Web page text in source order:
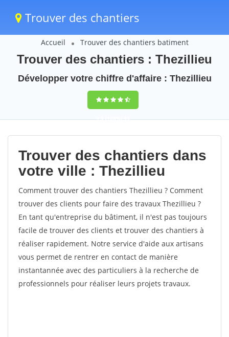
Trouver des chantiers
Accueil Trouver des chantiers batiment
Trouver des chantiers : Thezillieu
Développer votre chiffre d'affaire : Thezillieu
9,5(100%)43
votes
Trouver des chantiers dans
votre ville : Thezillieu
Comment trouver des chantiers Thezillieu ? Comment
trouver des clients pour faire des travaux Thezillieu ?
En tant qu'entreprise du bâtiment, il n'est pas toujours
facile de trouver des clients et trouver des chantiers à
réaliser rapidement. Notre service d'aide aux artisans
vous permet de rentrer en contact de manière
instantannée avec des particuliers à la recherche de
professionnels pour réaliser leurs projets travaux.